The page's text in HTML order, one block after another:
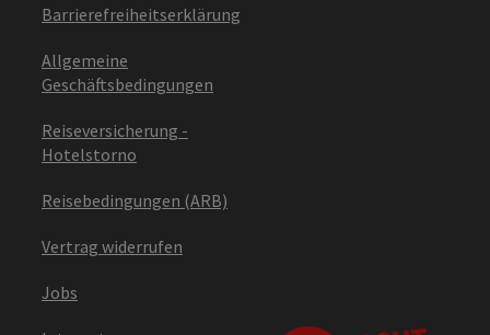
Barrierefreiheitserklärung
Allgemeine
Geschäftsbedingungen
Reiseversicherung -
Hotelstorno
Reisebedingungen (ARB)
Vertrag widerrufen
Jobs